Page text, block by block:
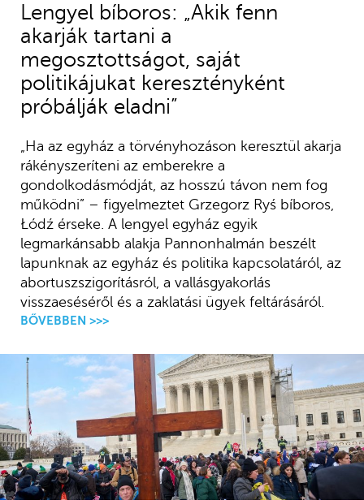
Lengyel bíboros: „Akik fenn
akarják tartani a
megosztottságot, saját
politikájukat keresztényként
próbálják eladni”
„Ha az egyház a törvényhozáson keresztül akarja
rákényszeríteni az emberekre a
gondolkodásmódját, az hosszú távon nem fog
működni” – figyelmeztet Grzegorz Ryś bíboros,
Łódź érseke. A lengyel egyház egyik
legmarkánsabb alakja Pannonhalmán beszélt
lapunknak az egyház és politika kapcsolatáról, az
abortuszszigorításról, a vallásgyakorlás
visszaeséséről és a zaklatási ügyek feltárásáról.
BŐVEBBEN >>>